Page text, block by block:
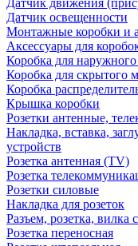
Датчик движения
Датчик освещенности
Монтажные коробки и
Аксессуары для
Коробка для
Коробка для скрытого
Коробка
Крышка коробки
Розетки антенные,
Накладка, вставка,
устройств
Розетка антенная (TV)
Розетка
Розетки силовые
Накладка для розеток
Разъем, розетка, вилка
Розетка переносная